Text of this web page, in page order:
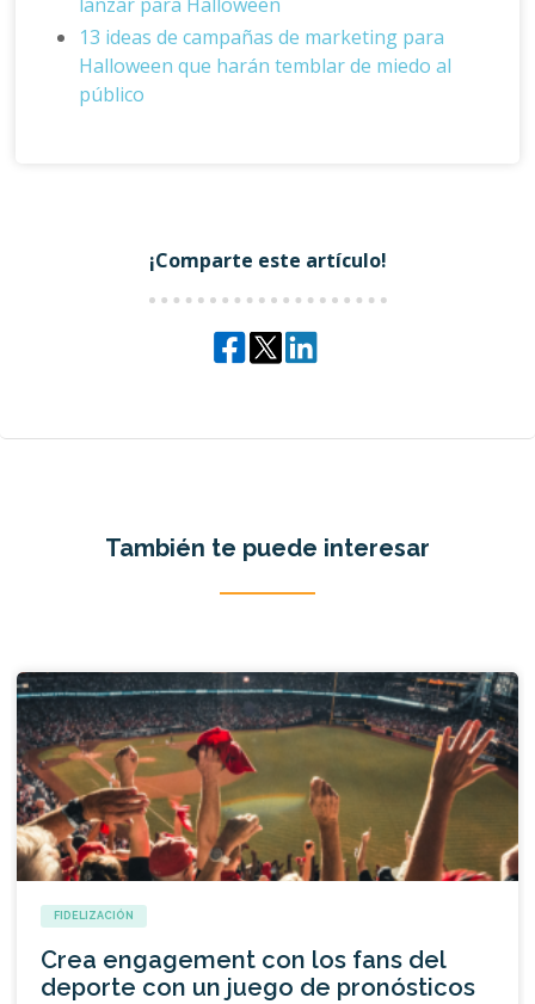
13 ideas de campañas de marketing para
Halloween que harán temblar de miedo al
público
¡Comparte este artículo!
También te puede interesar
FIDELIZACIÓN
Crea engagement con los fans del
deporte con un juego de pronósticos